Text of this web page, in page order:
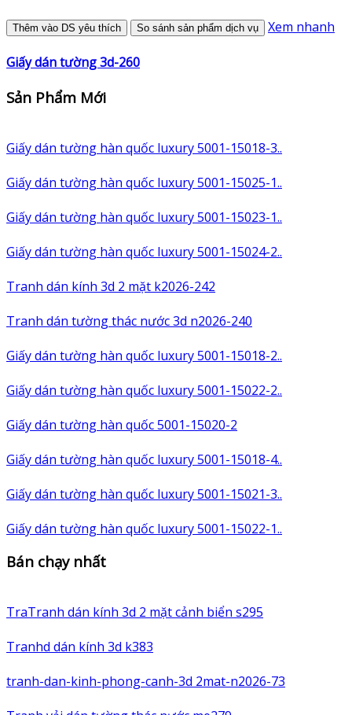
Thêm vào DS yêu thích So sánh sản phẩm dịch vụ Xem nhanh
Giấy dán tường 3d-260
Sản Phẩm Mới
Giấy dán tường hàn quốc luxury 5001-15018-3..
Giấy dán tường hàn quốc luxury 5001-15025-1..
Giấy dán tường hàn quốc luxury 5001-15023-1..
Giấy dán tường hàn quốc luxury 5001-15024-2..
Tranh dán kính 3d 2 mặt k2026-242
Tranh dán tường thác nước 3d n2026-240
Giấy dán tường hàn quốc luxury 5001-15018-2..
Giấy dán tường hàn quốc luxury 5001-15022-2..
Giấy dán tường hàn quốc 5001-15020-2
Giấy dán tường hàn quốc luxury 5001-15018-4..
Giấy dán tường hàn quốc luxury 5001-15021-3..
Giấy dán tường hàn quốc luxury 5001-15022-1..
Bán chạy nhất
TraTranh dán kính 3d 2 mặt cảnh biển s295
Tranhd dán kính 3d k383
tranh-dan-kinh-phong-canh-3d 2mat-n2026-73